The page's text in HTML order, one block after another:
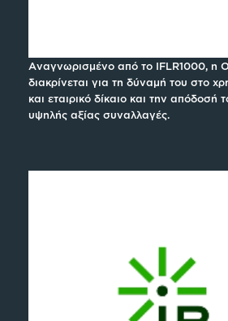
Αναγνωρισμένο από το IFLR1000, η
διακρίνεται για τη δύναμή του στο
και εταιρικό δίκαιο και την απόδοσή
υψηλής αξίας συναλλαγές.